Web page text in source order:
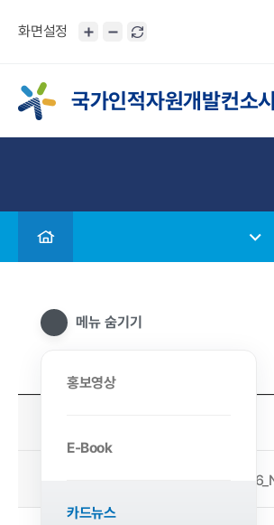
화면설정
국가인적자원개발컨소
메뉴 숨기기
홍보영상
E-Book
카드뉴스
인포그래픽